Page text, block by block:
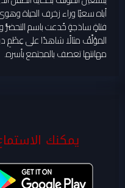
أباه سعيًا وراء زخرف الحياة
فتاةٍ ساذجةٍ خُدعت باسم التحضُّر
المؤلِّفُ مثالًا شاهدًا على عِظَمِ
مهانتها تعصف بالمجتمع بأسره.
يمكنك